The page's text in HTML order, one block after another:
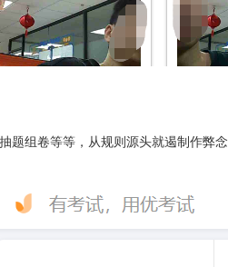
题组卷等等，从规则源头就遏制作弊念